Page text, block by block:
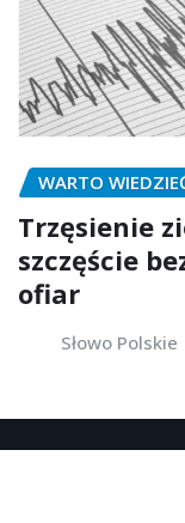
WARTO
Trzęsienie
szczęście
ofiar
Słowo Polskie